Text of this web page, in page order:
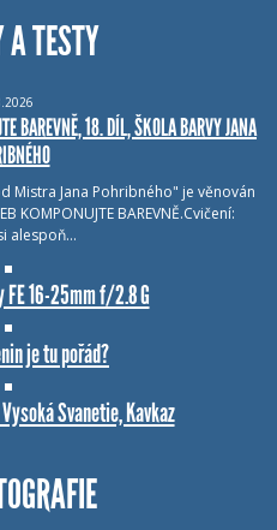
TESTY
BAREVNĚ, 18. DÍL, ŠKOLA BARVY JANA
Mistra Jana Pohribného" je věnován
KOMPONUJTE BAREVNĚ.Cvičení:
alespoň…
16-25mm f/2.8 G
je tu pořád?
Svanetie, Kavkaz